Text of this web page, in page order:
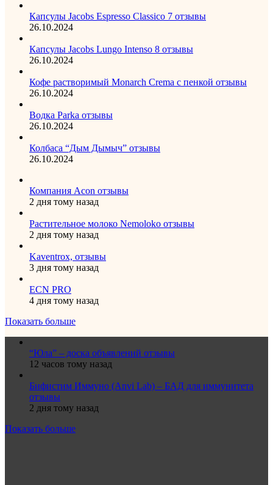
Капсулы Jacobs Espresso Classico 7 отзывы
26.10.2024
Капсулы Jacobs Lungo Intenso 8 отзывы
26.10.2024
Кофе растворимый Monarch Crema с пенкой отзывы
26.10.2024
Водка Parka отзывы
26.10.2024
Колбаса “Дым Дымыч” отзывы
26.10.2024
Компания Acon отзывы
2 дня тому назад
Растительное молоко Nemoloko отзывы
2 дня тому назад
Kaventrox, отзывы
3 дня тому назад
ECN PRO
4 дня тому назад
Показать больше
“Юла” – доска объявлений отзывы
12 часов тому назад
Бифистим Иммуно (Anvi Lab) – БАД для иммунитета
отзывы
2 дня тому назад
Показать больше